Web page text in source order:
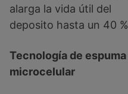
alarga la vida útil del
deposito hasta un 40 %
Tecnología de
microcelular